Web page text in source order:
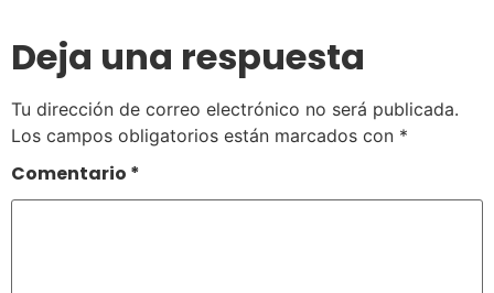
Deja una respuesta
Tu dirección de correo electrónico no será publicada.
Los campos obligatorios están marcados con *
Comentario *